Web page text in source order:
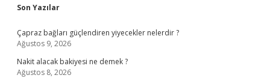
Sidebar
Son Yazılar
Çapraz bağları güçlendiren yiyecekler nelerdir ?
Ağustos 9, 2026
Nakit alacak bakiyesi ne demek ?
Ağustos 8, 2026